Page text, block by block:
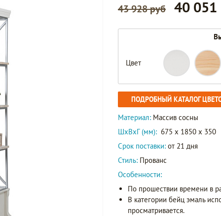
43 928 руб 40 051
Цвет
ПОДРОБНЫЙ КАТАЛОГ
Материал: Массив сосны
ШxВxГ (мм): 675 x 1850 x 350
Срок поставки: от 21 дня
Стиль: Прованс
Особенности:
По прошествии времени в
В категории бейц эмаль
просматривается.